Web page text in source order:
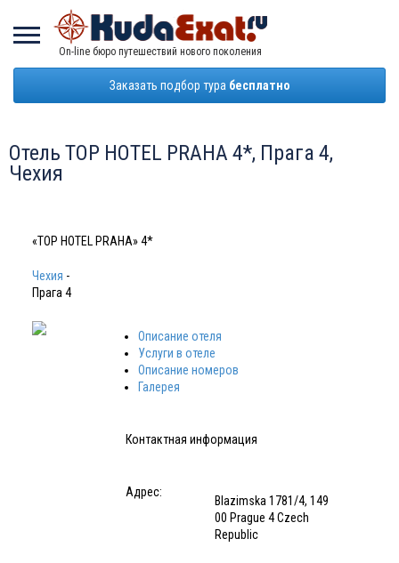
On-line бюро путешествий нового поколения
Заказать подбор тура бесплатно
Отель TOP HOTEL PRAHA 4*, Прага 4,
Чехия
«TOP HOTEL PRAHA» 4*
Чехия -
Прага 4
Описание отеля
Услуги в отеле
Описание номеров
Галерея
Контактная информация
Адрес:
Blazimska 1781/4, 149
00 Prague 4 Czech
Republic